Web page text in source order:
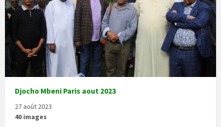
Djocho Mbeni Paris aout 2023
27 août 2023
40 images